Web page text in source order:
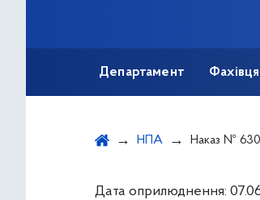
Департамент
НПА Наказ № 630 від 07.06.2021 Про
Дата оприлюднення: